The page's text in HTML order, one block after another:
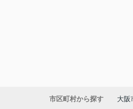
市区町村から探す 大阪